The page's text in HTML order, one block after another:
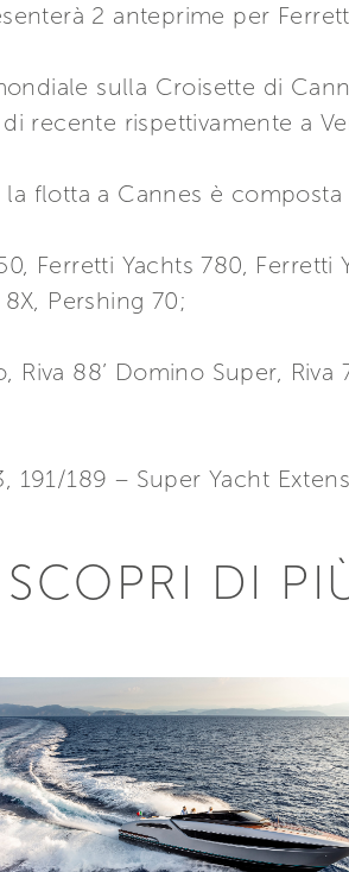
2 anteprime per
sulla Croisette di
recente rispettivamente a
flotta a Cannes è composta
Ferretti Yachts 780, Ferretti
Pershing 70;
Riva 88’ Domino Super, Riva
189 – Super Yacht
SCOPRI DI